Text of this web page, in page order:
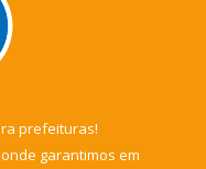
prefeituras!
garantimos em